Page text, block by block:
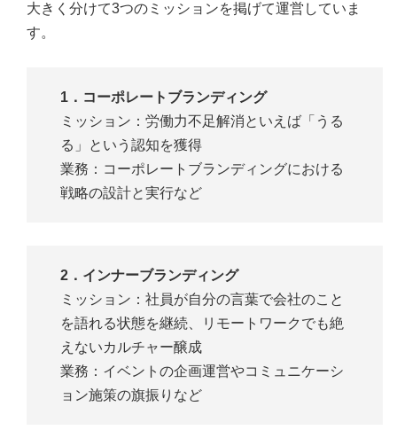
大きく分けて3つのミッションを掲げて運営していま
す。
1．コーポレートブランディング
ミッション：労働力不足解消といえば「うる
る」という認知を獲得
業務：コーポレートブランディングにおける
戦略の設計と実行など
2．インナーブランディング
ミッション：社員が自分の言葉で会社のこと
を語れる状態を継続、リモートワークでも絶
えないカルチャー醸成
業務：イベントの企画運営やコミュニケーシ
ョン施策の旗振りなど